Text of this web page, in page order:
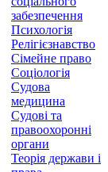
забезпечення
Психологія
Релігієзнавство
Сімейне право
Соціологія
Судова
медицина
Судові та
правоохоронні
органи
Теорія держави і